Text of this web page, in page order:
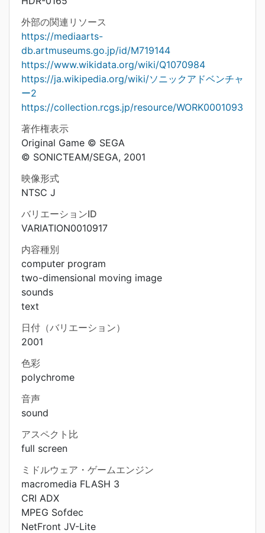
外部の関連リソース
https://mediaarts-
db.artmuseums.go.jp/id/M719144
https://www.wikidata.org/wiki/Q1070984
https://ja.wikipedia.org/wiki/ソニックアドベンチャ
ー2
https://collection.rcgs.jp/resource/WORK0001093
著作権表示
Original Game © SEGA
© SONICTEAM/SEGA, 2001
映像形式
NTSC J
バリエーションID
VARIATION0010917
内容種別
computer program
two-dimensional moving image
sounds
text
日付（バリエーション）
2001
色彩
polychrome
音声
sound
アスペクト比
full screen
ミドルウェア・ゲームエンジン
macromedia FLASH 3
CRI ADX
MPEG Sofdec
NetFront JV-Lite